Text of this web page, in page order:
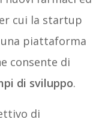
cui la startup
una piattaforma
consente di
di sviluppo.
di